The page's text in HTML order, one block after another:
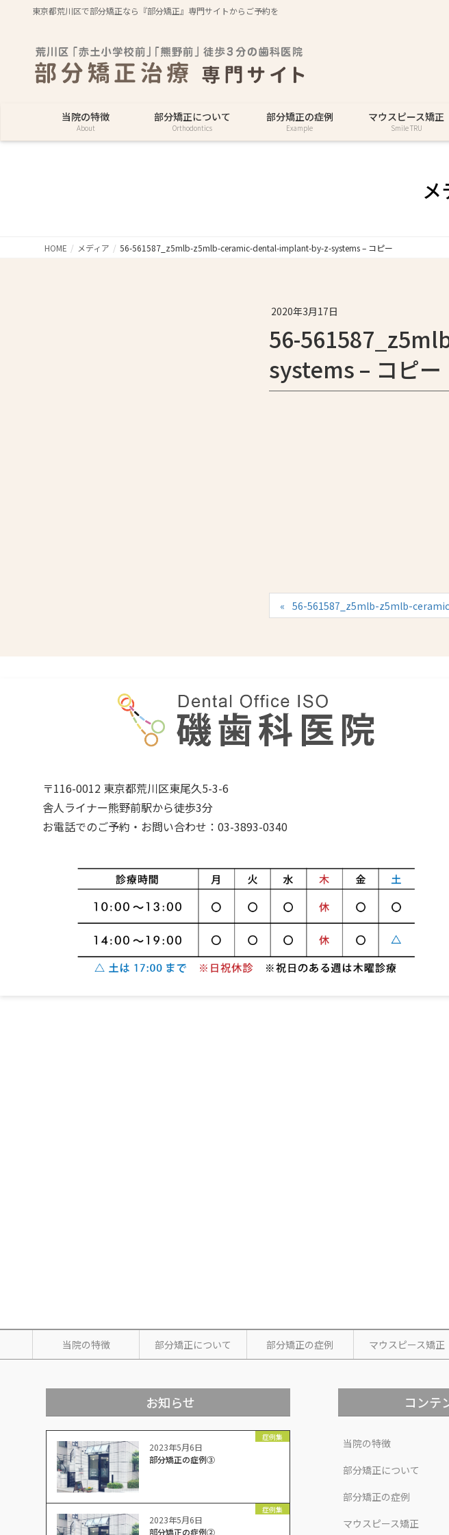
東京都荒川区で部分矯正なら『部分矯正』専門サイトからご予約を
当院の特徴
About
部分矯正について
Orthodontics
部分矯正の症例
Example
マウスピース矯正
Smile TRU
メ
HOME メディア 56-561587_z5mlb-z5mlb-ceramic-dental-implant-by-z-systems – コピー
2020年3月17日
56-
systems – コピー
56-561587_z5mlb-z5mlb-
〒116-0012 東京都荒川区東尾久5-3-6
舎人ライナー熊野前駅から徒歩3分
お電話でのご予約・お問い合わせ：03-3893-0340
当院の特徴 部分矯正について 部分矯正の症例 マウスピース矯正
お知らせ
2023年5月6日
症例集
部分矯正の症例③
2023年5月6日
症例集
部分矯正の症例②
コンテ
当院の特徴
部分矯正について
部分矯正の症例
マウスピース矯正